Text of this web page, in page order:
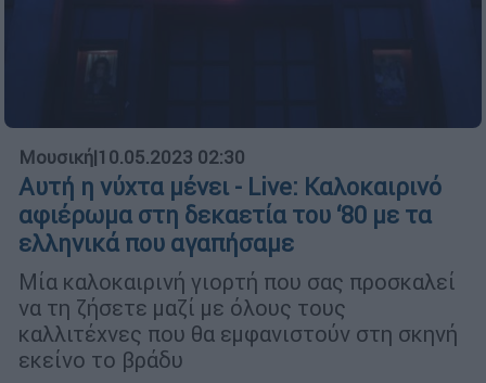
Μουσική|10.05.2023 02:30
Αυτή η νύχτα μένει - Live: Καλοκαιρινό
αφιέρωμα στη δεκαετία του ‘80 με τα
ελληνικά που αγαπήσαμε
Μία καλοκαιρινή γιορτή που σας προσκαλεί
να τη ζήσετε μαζί με όλους τους
καλλιτέχνες που θα εμφανιστούν στη σκηνή
εκείνο το βράδυ